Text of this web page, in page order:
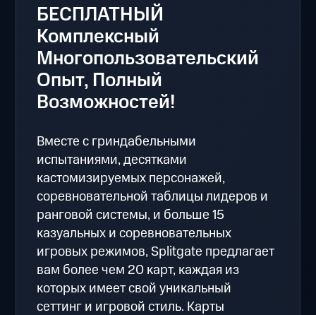
БЕСПЛАТНЫЙ
Комплексный
Многопользовательский
Опыт, Полный
Возможностей!
Вместе с гриндабельными
испытаниями, десятками
кастомизируемых персонажей,
соревновательной таблицы лидеров и
ранговой системы, и больше 15
казуальных и соревновательных
игровых режимов, Splitgate предлагает
вам более чем 20 карт, каждая из
которых имеет свой уникальный
сеттинг и игровой стиль. Карты